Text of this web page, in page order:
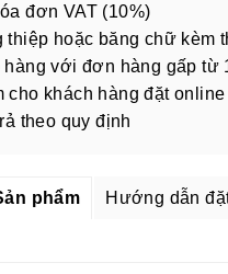
đơn VAT (10%)
thiệp hoặc băng chữ kèm
hàng với đơn hàng gấp từ
theo quy định
phẩm Hướng dẫn